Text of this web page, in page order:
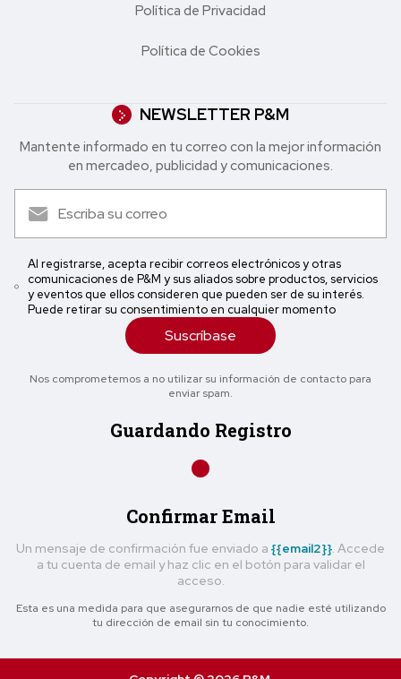
Política de Privacidad
Política de Cookies
NEWSLETTER P&M
Mantente informado en tu correo con la mejor in formación
en mercadeo, publicidad y comunicaciones.
Al registrarse, acepta recibir correos electrónicos y otras
comunicaciones de P&M y sus aliados sobre productos, servicios
y eventos que ellos consideren que pueden ser de su interés.
Puede retirar su consentimiento en cualquier momento
Suscríbase
Nos comprometemos a no utilizar su información de contacto para
enviar spam.
Guardando Registro
Confirmar Email
Un mensaje de confirmación fue enviado a {{email2}} . Accede
a tu cuenta de email y haz clic en el botón para validar el
acceso.
Esta es una medida para que asegurarnos de que nadie esté utilizando
tu dirección de email sin tu conocimiento.